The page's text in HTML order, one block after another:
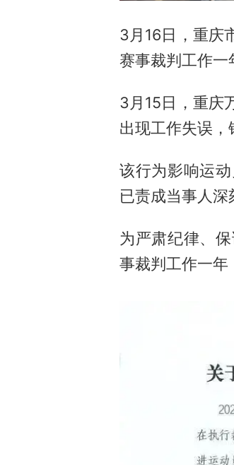
3月16日，重庆
赛事裁判工作
3月15日，重庆
出现工作失误，
该行为影响运
已责成当事人深
为严肃纪律、
事裁判工作一年